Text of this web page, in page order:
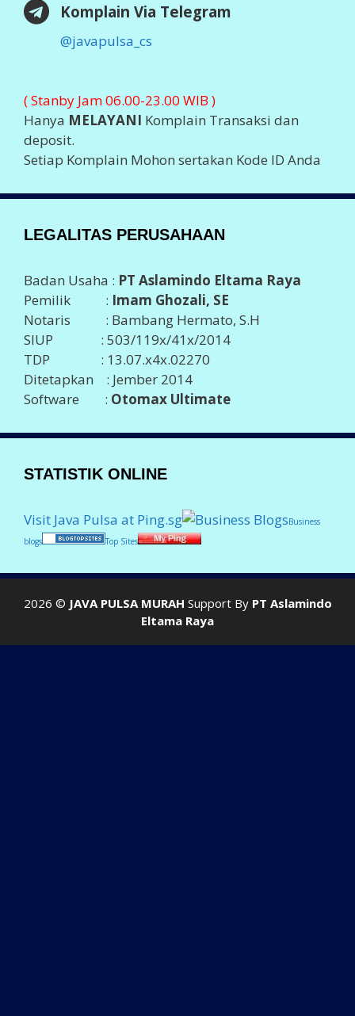
Komplain Via Telegram
@javapulsa_cs
( Stanby Jam 06.00-23.00 WIB )
Hanya MELAYANI Komplain Transaksi dan
deposit.
Setiap Komplain Mohon sertakan Kode ID Anda
LEGALITAS PERUSAHAAN
Badan Usaha : PT Aslamindo Eltama Raya
Pemilik : Imam Ghozali, SE
Notaris : Bambang Hermato, S.H
SIUP : 503/119x/41x/2014
TDP : 13.07.x4x.02270
Ditetapkan : Jember 2014
Software : Otomax Ultimate
STATISTIK ONLINE
Visit Java Pulsa at Ping.sg
Business
blogs
Top Sites
2026 © JAVA PULSA MURAH Support By PT Aslamindo
Eltama Raya